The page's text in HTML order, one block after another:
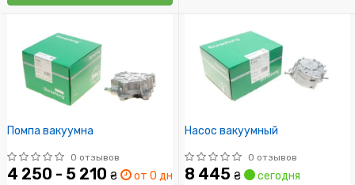
Помпа вакуумна
0 отзывов
4 250 - 5 210 ₴ от 0 дн.
Насос вакуумный
0 отзывов
8 445 ₴
сегодня